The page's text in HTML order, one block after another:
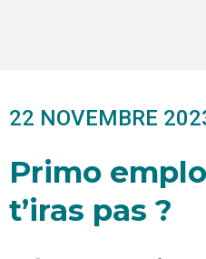
22 NOVEMBRE
Primo
t’iras pas ?